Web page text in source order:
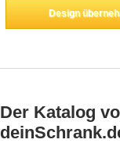
Design
Der Katalog